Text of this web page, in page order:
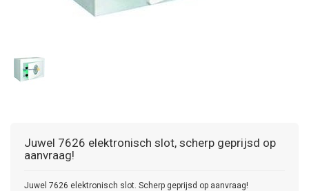
Juwel 7626 elektronisch slot, scherp geprijsd op
aanvraag!
Juwel 7626 elektronisch slot. Scherp geprijsd op aanvraag!